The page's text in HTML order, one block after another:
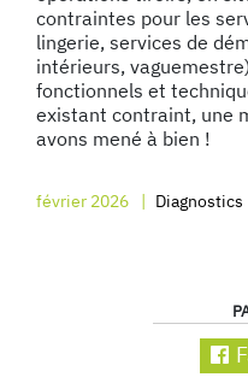
contraintes pour les
lingerie, services de
intérieurs,
fonctionnels et
existant contraint, une
avons mené à bien !
février 2026 Diagnostics